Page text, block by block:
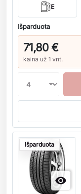
E
Išparduota
71,80 €
kaina už 1 vnt.
Išparduota

Kiekis